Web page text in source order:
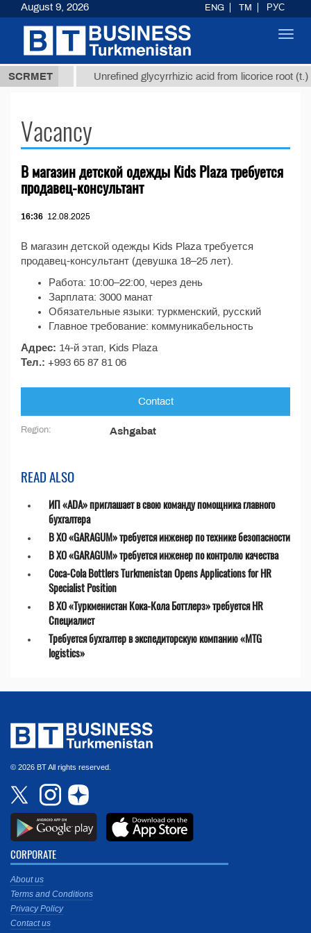
SCRMET
37,8 ТМТ Unrefined glycyrrhizic acid from licorice root (t.)
Vacancy
В магазин детской одежды Kids Plaza требуется
продавец-консультант
16:36 12.08.2025
В магазин детской одежды Kids Plaza требуется
продавец-консультант (девушка 18–25 лет).
Работа: 10:00–22:00, через день
Зарплата: 3000 манат
Обязательные языки: туркменский, русский
Главное требование: коммуникабельность
Адрес: 14-й этап, Kids Plaza
Тел.: +993 65 87 81 06
Contact
Region: Ashgabat
READ ALSO
ИП «ADA» приглашает в свою команду помощника главного
бухгалтера
В ХО «GARAGUM» требуется инженер по технике безопасности
В ХО «GARAGUM» требуется инженер по контролю качества
Coca-Cola Bottlers Turkmenistan Opens Applications for HR
Specialist Position
В ХО «Туркменистан Кока-Кола Боттлерз» требуется HR
Специалист
Требуется бухгалтер в экспедиторскую компанию «MTG
logistics»
© 2026 BT All rights reserved.
CORPORATE
About us
Terms and Conditions
Privacy Policy
Contact us
August 9, 2026 ENG TM РУС